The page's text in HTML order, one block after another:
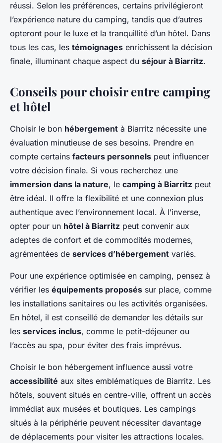
réussi. Selon les préférences, certains privilégieront
l’expérience nature du camping, tandis que d’autres
opteront pour le luxe et la tranquillité d’un hôtel. Dans
tous les cas, les témoignages enrichissent la décision
finale, illuminant chaque aspect du séjour à Biarritz.
Conseils pour choisir entre camping
et hôtel
Choisir le bon hébergement à Biarritz nécessite une
évaluation minutieuse de ses besoins. Prendre en
compte certains facteurs personnels peut influencer
votre décision finale. Si vous recherchez une
immersion dans la nature, le camping à Biarritz peut
être idéal. Il offre la flexibilité et une connexion plus
authentique avec l’environnement local. À l’inverse,
opter pour un hôtel à Biarritz peut convenir aux
adeptes de confort et de commodités modernes,
agrémentées de services d’hébergement variés.
Pour une expérience optimisée en camping, pensez à
vérifier les équipements proposés sur place, comme
les installations sanitaires ou les activités organisées.
En hôtel, il est conseillé de demander les détails sur
les services inclus, comme le petit-déjeuner ou
l’accès au spa, pour éviter des frais imprévus.
Choisir le bon hébergement influence aussi votre
accessibilité aux sites emblématiques de Biarritz. Les
hôtels, souvent situés en centre-ville, offrent un accès
immédiat aux musées et boutiques. Les campings
situés à la périphérie peuvent nécessiter davantage
de déplacements pour visiter les attractions locales.